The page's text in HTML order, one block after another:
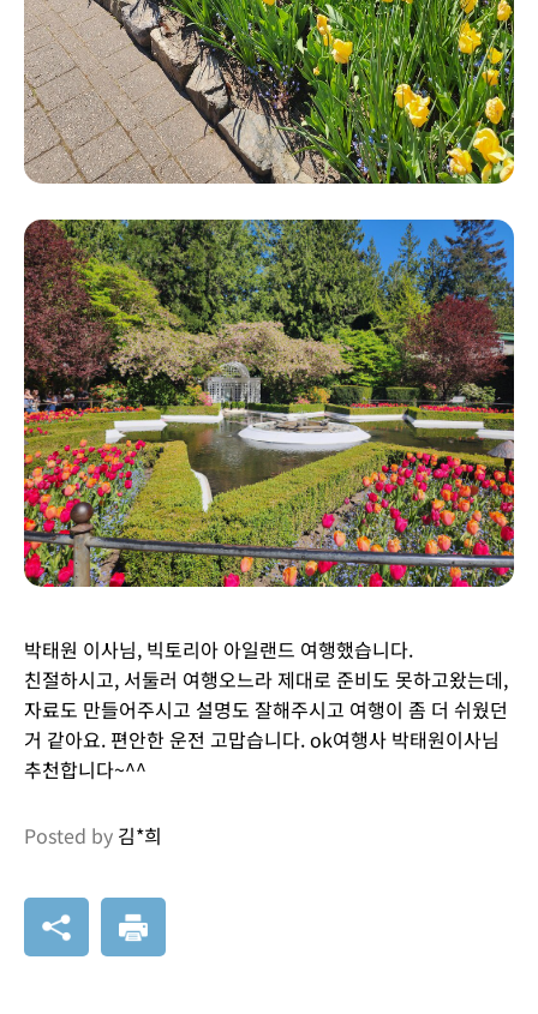
박태원 이사님, 빅토리아 아일랜드 여행했습니다.
친절하시고, 서둘러 여행오느라 제대로 준비도 못하고왔는데,
자료도 만들어주시고 설명도 잘해주시고 여행이 좀 더 쉬웠던
거 같아요. 편안한 운전 고맙습니다. ok여행사 박태원이사님
추천합니다~^^
Posted by 김*희